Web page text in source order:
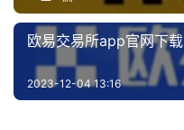
欧易交易所app官网下载
2023-12-04 13:16